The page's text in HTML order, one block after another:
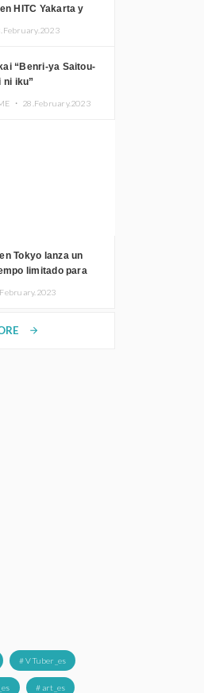
HITC Yakarta y
“Benri-ya Saitou-
ni iku”
・ 28.February.2023
Tokyo lanza un
limitado para
arrow_forward
# VTuber_es
# art_es